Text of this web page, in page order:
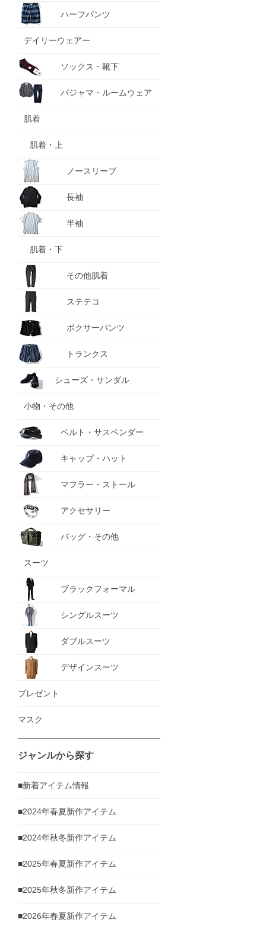
ハーフパンツ
デイリーウェアー
ソックス・靴下
パジャマ・ルームウェア
肌着
肌着・上
ノースリーブ
長袖
半袖
肌着・下
その他肌着
ステテコ
ボクサーパンツ
トランクス
シューズ・サンダル
小物・その他
ベルト・サスペンダー
キャップ・ハット
マフラー・ストール
アクセサリー
バッグ・その他
スーツ
ブラックフォーマル
シングルスーツ
ダブルスーツ
デザインスーツ
プレゼント
マスク
ジャンルから探す
■新着アイテム情報
■2024年春夏新作アイテム
■2024年秋冬新作アイテム
■2025年春夏新作アイテム
■2025年秋冬新作アイテム
■2026年春夏新作アイテム